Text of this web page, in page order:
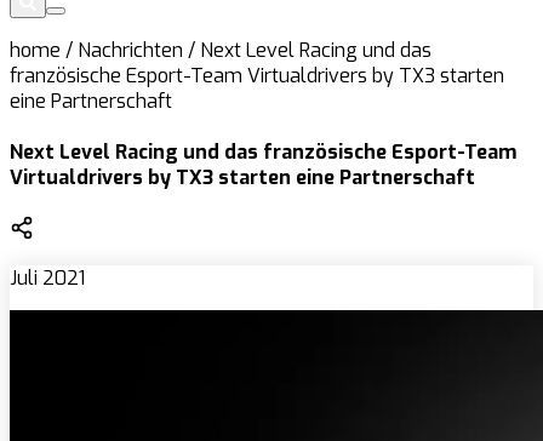
home / Nachrichten / Next Level Racing und das
französische Esport-Team Virtualdrivers by TX3 starten
eine Partnerschaft
Next Level Racing und das französische Esport-Team
Virtualdrivers by TX3 starten eine Partnerschaft
Juli 2021